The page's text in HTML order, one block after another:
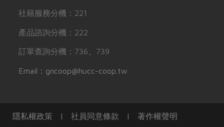
社籍服務分機：221
產品諮詢分機：222
訂單查詢分機：736、739
Email：gncoop@hucc-coop.tw
隱私權政策 | 社員同意條款 | 著作權聲明